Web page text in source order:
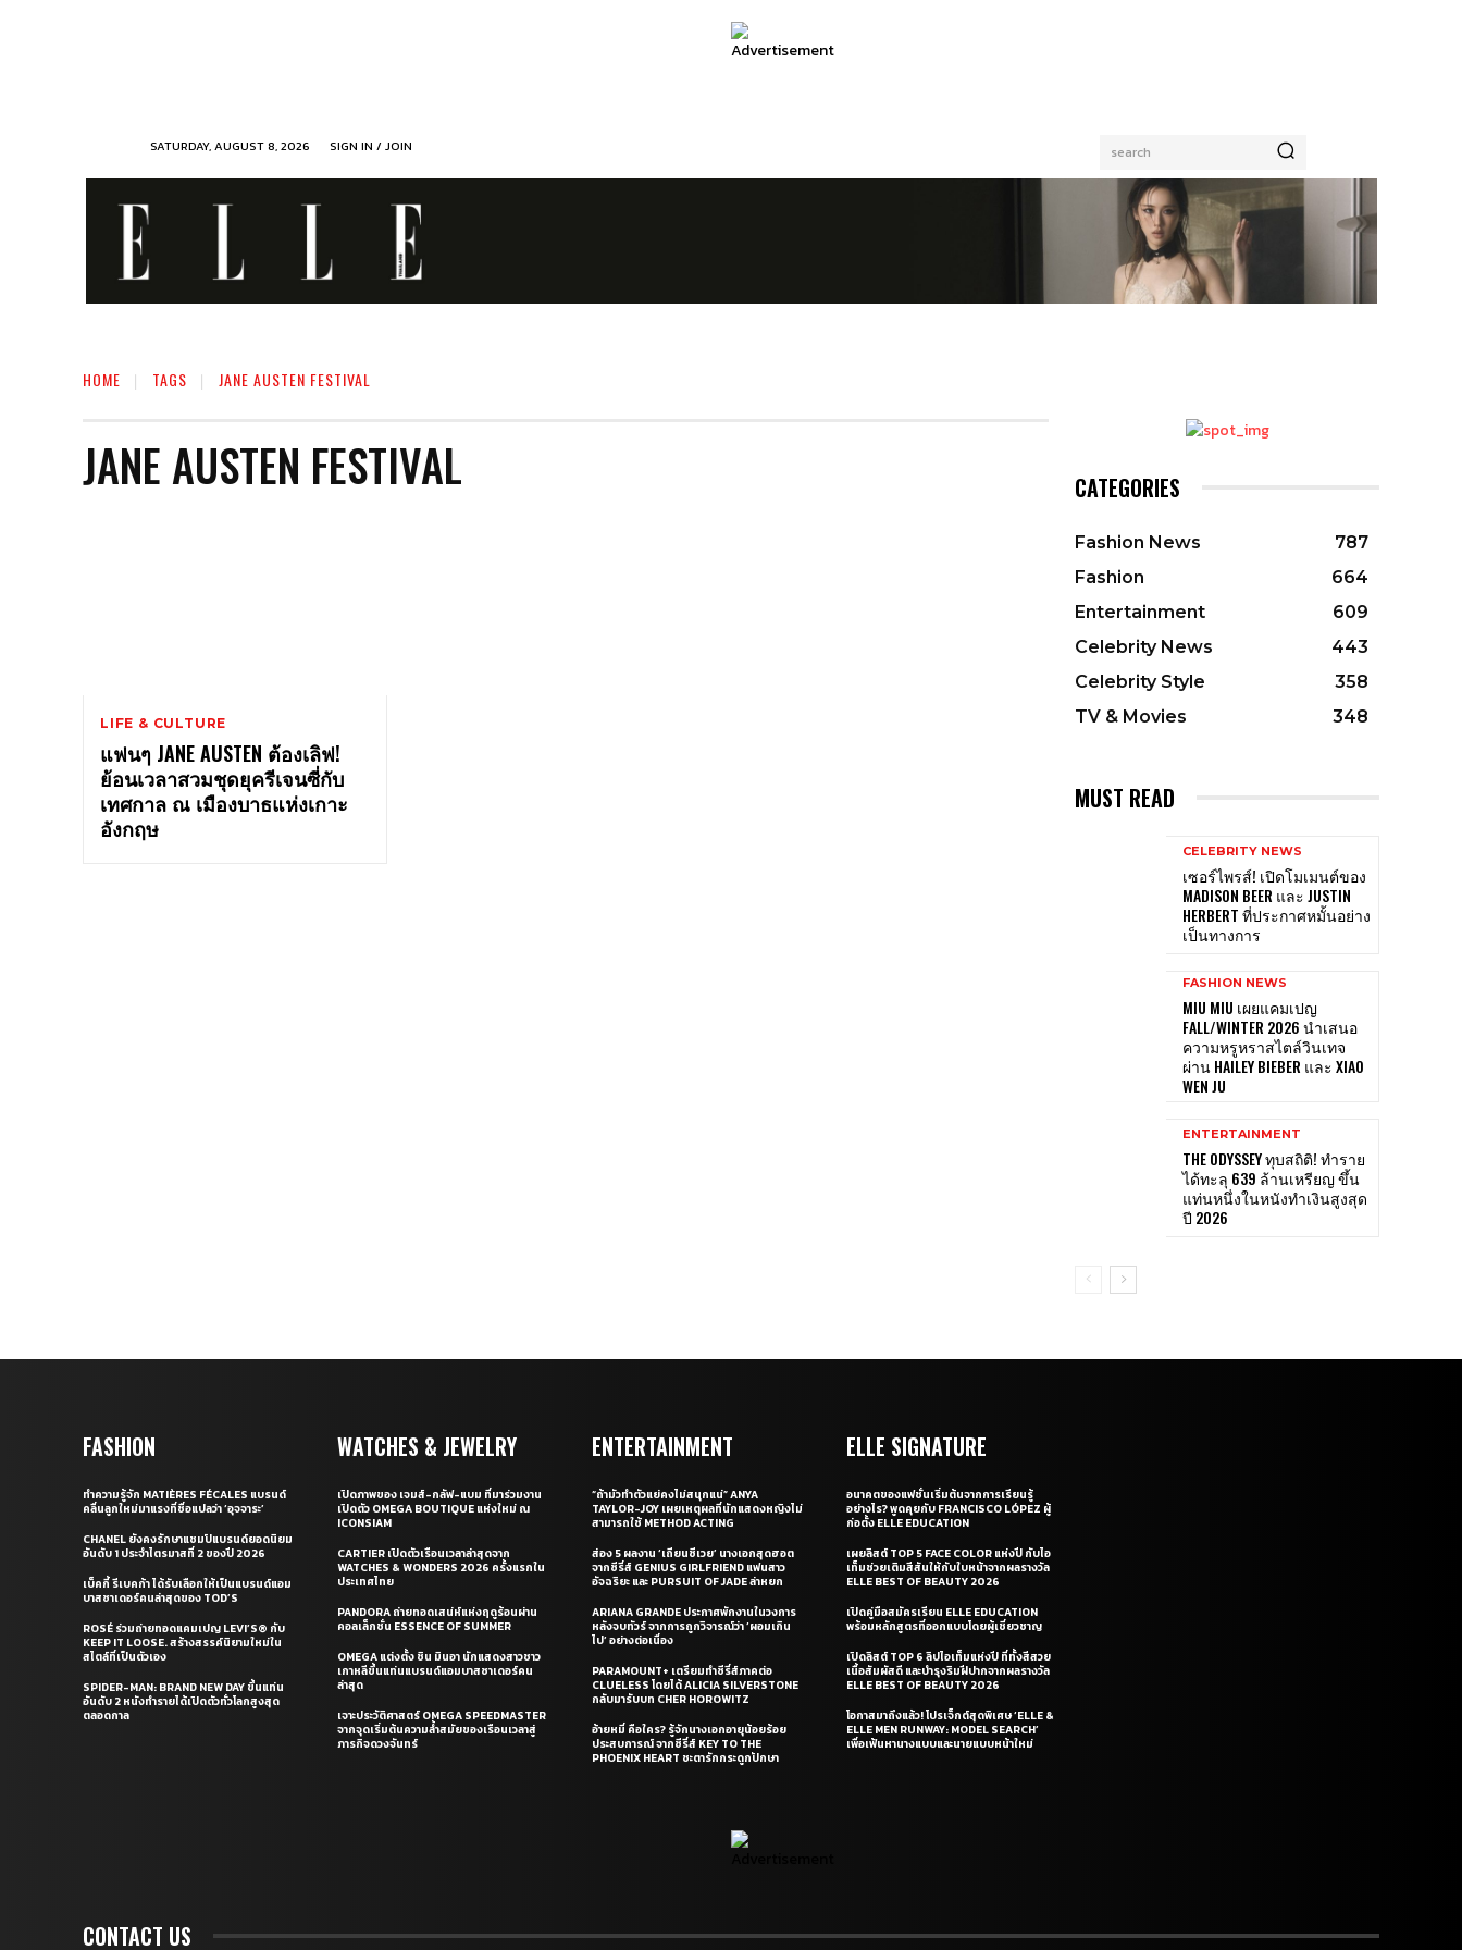
SATURDAY, AUGUST 8, 2026 search
SIGN IN / JOIN
HOME TAGS JANE AUSTEN FESTIVAL
JANE AUSTEN FESTIVAL
LIFE & CULTURE
แฟนๆ JANE AUSTEN ต้องเลิฟ!
ย้อนเวลาสวมชุดยุครีเจนซี่กับ
เทศกาล ณ เมืองบาธแห่งเกาะ
อังกฤษ
CATEGORIES
Fashion News
787
Fashion
664
Entertainment
609
Celebrity News
443
Celebrity Style
358
TV & Movies
348
MUST READ
CELEBRITY NEWS
เซอร์ไพรส์! เปิดโมเมนต์ของ
MADISON BEER และ JUSTIN
HERBERT ที่ประกาศหมั้นอย่าง
เป็นทางการ
FASHION NEWS
MIU MIU เผยแคมเปญ
FALL/WINTER 2026 นำเสนอ
ความหรูหราสไตล์วินเทจ
ผ่าน HAILEY BIEBER และ XIAO
WEN JU
ENTERTAINMENT
THE ODYSSEY ทุบสถิติ! ทำราย
ได้ทะลุ 639 ล้านเหรียญ ขึ้น
แท่นหนึ่งในหนังทำเงินสูงสุด
ปี 2026
FASHION
ทำความรู้จัก MATIÈRES FÉCALES แบรนด์
คลื่นลูกใหม่มาแรงที่ชื่อแปลว่า ‘อุจจาระ’
CHANEL ยังคงรักษาแชมป์แบรนด์ยอดนิยม
อันดับ 1 ประจำไตรมาสที่ 2 ของปี 2026
เบ็คกี้ รีเบคก้า ได้รับเลือกให้เป็นแบรนด์แอม
บาสซาเดอร์คนล่าสุดของ TOD’S
ROSÉ ร่วมถ่ายทอดแคมเปญ LEVI’S® กับ
KEEP IT LOOSE. สร้างสรรค์นิยามใหม่ใน
สไตล์ที่เป็นตัวเอง
SPIDER-MAN: BRAND NEW DAY ขึ้นแท่น
อันดับ 2 หนังทำรายได้เปิดตัวทั่วโลกสูงสุด
ตลอดกาล
WATCHES & JEWELRY
เปิดภาพของ เจมส์-กลัฟ-แบม ที่มาร่วมงาน
เปิดตัว OMEGA BOUTIQUE แห่งใหม่ ณ
ICONSIAM
CARTIER เปิดตัวเรือนเวลาล่าสุดจาก
WATCHES & WONDERS 2026 ครั้งแรกใน
ประเทศไทย
PANDORA ถ่ายทอดเสน่ห์แห่งฤดูร้อนผ่าน
คอลเล็กชั่น ESSENCE OF SUMMER
OMEGA แต่งตั้ง ชิน มินอา นักแสดงสาวชาว
เกาหลีขึ้นแท่นแบรนด์แอมบาสซาเดอร์คน
ล่าสุด
เจาะประวัติศาสตร์ OMEGA SPEEDMASTER
จากจุดเริ่มต้นความล้ำสมัยของเรือนเวลาสู่
ภารกิจดวงจันทร์
ENTERTAINMENT
“ถ้ามัวทำตัวแย่คงไม่สนุกแน่” ANYA
TAYLOR-JOY เผยเหตุผลที่นักแสดงหญิงไม่
สามารถใช้ METHOD ACTING
ส่อง 5 ผลงาน ‘เถียนซีเวย’ นางเอกสุดฮอต
จากซีรี่ส์ GENIUS GIRLFRIEND แฟนสาว
อัจฉริยะ และ PURSUIT OF JADE ล่าหยก
ARIANA GRANDE ประกาศพักงานในวงการ
หลังจบทัวร์ จากการถูกวิจารณ์ว่า ‘ผอมเกิน
ไป’ อย่างต่อเนื่อง
PARAMOUNT+ เตรียมทำซีรี่ส์ภาคต่อ
CLUELESS โดยได้ ALICIA SILVERSTONE
กลับมารับบท CHER HOROWITZ
อ้ายหมี่ คือใคร? รู้จักนางเอกอายุน้อยร้อย
ประสบการณ์ จากซีรี่ส์ KEY TO THE
PHOENIX HEART ชะตารักกระดูกปักษา
ELLE SIGNATURE
อนาคตของแฟชั่นเริ่มต้นจากการเรียนรู้
อย่างไร? พูดคุยกับ FRANCISCO LÓPEZ ผู้
ก่อตั้ง ELLE EDUCATION
เผยลิสต์ TOP 5 FACE COLOR แห่งปี กับไอ
เท็มช่วยเติมสีสันให้กับใบหน้าจากผลรางวัล
ELLE BEST OF BEAUTY 2026
เปิดคู่มือสมัครเรียน ELLE EDUCATION
พร้อมหลักสูตรที่ออกแบบโดยผู้เชี่ยวชาญ
เปิดลิสต์ TOP 6 ลิปไอเท็มแห่งปี ที่ทั้งสีสวย
เนื้อสัมผัสดี และบำรุงริมฝีปากจากผลรางวัล
ELLE BEST OF BEAUTY 2026
โอกาสมาถึงแล้ว! โปรเจ็กต์สุดพิเศษ ‘ELLE &
ELLE MEN RUNWAY: MODEL SEARCH’
เพื่อเฟ้นหานางแบบและนายแบบหน้าใหม่
CONTACT US